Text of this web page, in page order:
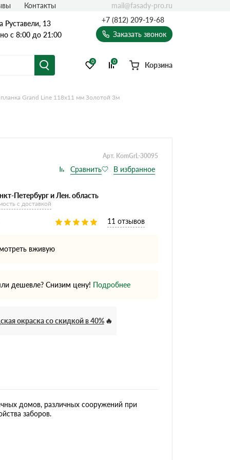
Руставели, 13
с 8:00 до 21:00
+7 (812) 209-19-68
Заказать звонок
0 0 Корзина
Контакты mail@fasady-pro.ru
планка Grand Line 118х11 мм Золотой 3м
Арт. KomGrL-30095
Петербург и Лен. область
с доставкой
11 отзывов
вживую
дешевле? Снизим цену! Подробнее
окраска со скидкой в 40%
домов, различных сооружений при
заборов.